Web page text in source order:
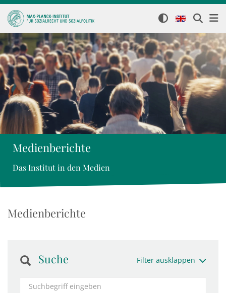
Medienberichte
Das Institut in den Medien
Medienberichte
Suche Filter ausklappen